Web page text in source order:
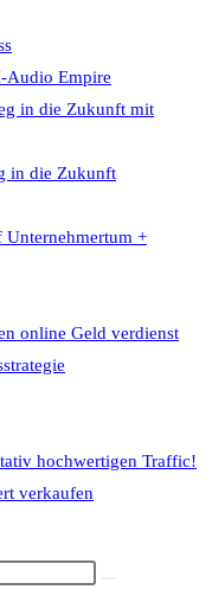
Empire
in die Zukunft mit
in die Zukunft
+
online Geld verdienst
hochwertigen Traffic!
verkaufen